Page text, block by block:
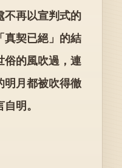
不再以宣判式的
真契已絕」的結
俗的風吹過，連
明月都被吹得徹
明。